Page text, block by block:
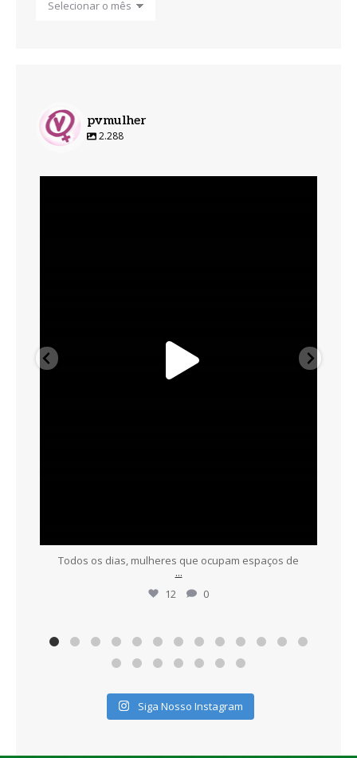
pvmulher
2.288
Todos os dias, mulheres que ocupam espaços de
...
12
0
Siga Nosso Instagram